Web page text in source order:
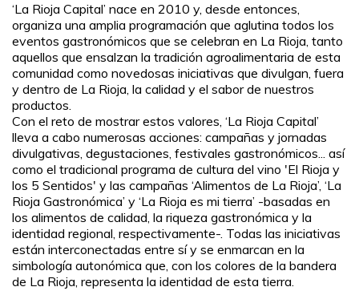
‘La Rioja Capital’ nace en 2010 y, desde entonces,
organiza una amplia programación que aglutina todos los
eventos gastronómicos que se celebran en La Rioja, tanto
aquellos que ensalzan la tradición agroalimentaria de esta
comunidad como novedosas iniciativas que divulgan, fuera
y dentro de La Rioja, la calidad y el sabor de nuestros
productos.
Con el reto de mostrar estos valores, ‘La Rioja Capital’
lleva a cabo numerosas acciones: campañas y jornadas
divulgativas, degustaciones, festivales gastronómicos... así
como el tradicional programa de cultura del vino 'El Rioja y
los 5 Sentidos' y las campañas ‘Alimentos de La Rioja’, ‘La
Rioja Gastronómica’ y ‘La Rioja es mi tierra’ -basadas en
los alimentos de calidad, la riqueza gastronómica y la
identidad regional, respectivamente-. Todas las iniciativas
están interconectadas entre sí y se enmarcan en la
simbología autonómica que, con los colores de la bandera
de La Rioja, representa la identidad de esta tierra.